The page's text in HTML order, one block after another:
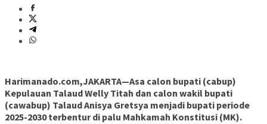
Harimanado.com,JAKARTA—Asa calon bupati (cabup)
Kepulauan Talaud Welly Titah dan calon wakil bupati
(cawabup) Talaud Anisya Gretsya menjadi bupati periode
2025-2030 terbentur di palu Mahkamah Konstitusi (MK).